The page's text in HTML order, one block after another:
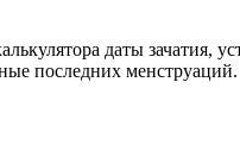
даты зачатия,
последних менструаций.